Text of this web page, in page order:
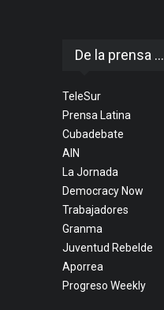
De la prensa ...
TeleSur
Prensa Latina
Cubadebate
AIN
La Jornada
Democracy Now
Trabajadores
Granma
Juventud Rebelde
Aporrea
Progreso Weekly